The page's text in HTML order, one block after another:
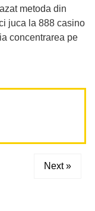
metoda din
juca la 888 casino
concentrarea pe
Next »